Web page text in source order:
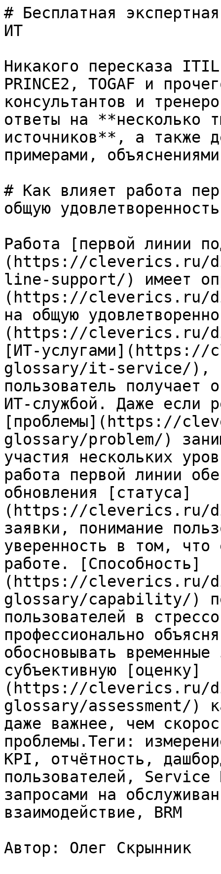
# Бесплатная
ИТ
Никакого пересказа
PRINCE2, TOGAF и
консультантов и
ответы на **несколько
источников**, а также
примерами,
# Как влияет работа
общую
Работа [первой линии
(https://cleverics.ru/
line-support/) имеет
(https://cleverics.ru/
на общую
(https://cleverics.ru/
[ИТ-
glossary/it-service/),
пользователь получает
ИТ-службой. Даже если
[проблемы](https://
glossary/problem/)
участия нескольких
работа первой линии
обновления [статуса]
(https://cleverics.ru/
заявки, понимание
уверенность в том, что
работе. [Способность]
(https://cleverics.ru/
glossary/capability/)
пользователей в
профессионально
обосновывать
субъективную [оценку]
(https://cleverics.ru/
glossary/assessment/)
даже важнее, чем
проблемы.Теги:
KPI, отчётность,
пользователей,
запросами на
взаимодействие, BRM
Автор: Олег Скрынник